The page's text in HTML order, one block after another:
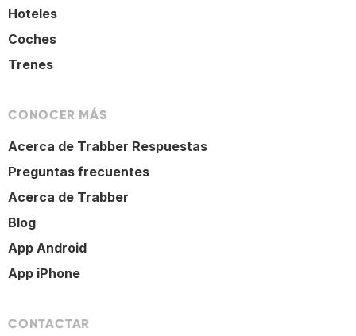
Hoteles
Coches
Trenes
CONOCER MÁS
Acerca de Trabber Respuestas
Preguntas frecuentes
Acerca de Trabber
Blog
App Android
App iPhone
CONTACTAR